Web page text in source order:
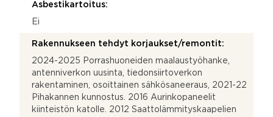
Asbestikartoitus:
Ei
Rakennukseen tehdyt korjaukset/remontit:
2024-2025 Porrashuoneiden maalaustyöhanke,
antenniverkon uusinta, tiedonsiirtoverkon
rakentaminen, osoittainen sähkösaneeraus, 2021-22
Pihakannen kunnostus. 2016 Aurinkopaneelit
kiinteistön katolle. 2012 Saattolämmityskaapelien